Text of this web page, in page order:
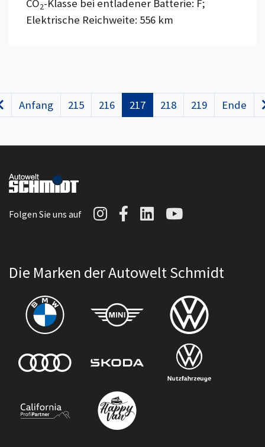
CO2-Klasse bei entladener Batterie: F;
Elektrische Reichweite: 556 km
Zurück
Anfang 215 216 217 218 219 Ende
Folgen Sie uns auf Autowelt Schmidt auf
Autowelt Schmidt
AutoweltAutowelt
Die Marken der Autowelt Schmidt